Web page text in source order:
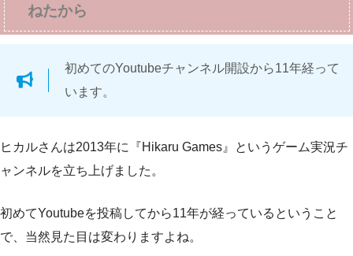
ねたから
初めてのYoutubeチャンネル開設から11年経って
います。
ヒカルさんは2013年に『Hikaru Games』というゲーム実況チ
ャンネルを立ち上げました。
初めてYoutubeを投稿してから11年が経っているということ
で、当然見た目は変わりますよね。